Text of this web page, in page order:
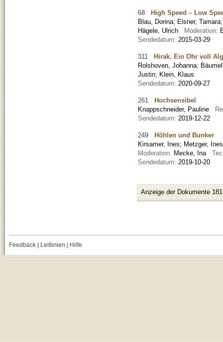
68 High Speed – Low
Blau, Dorina; Elsner, Tamara
Hägele, Ulrich Moderation:
Sendedatum: 2015-03-29
311 Hirak. Ein Ohr voll
Rolshoven, Johanna;
Justin; Klein, Klaus
Sendedatum: 2020-09-27
261 Hochsensibel
Knappschneider, Pauline
Sendedatum: 2019-12-22
249 Höhlen und Bunker
Kirsamer, Ines; Metzger, Ines
Moderation: Mecke, Ina
Sendedatum: 2019-10-20
Anzeige der Dokumente
Feedback| Leitlinien | Hilfe